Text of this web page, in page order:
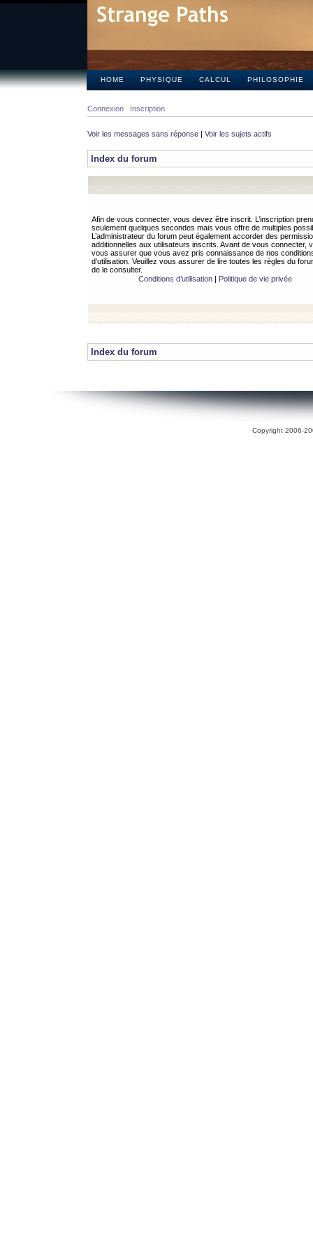
HOME PHYSIQUE CALCUL PHILOSOPHIE
Connexion Inscription
Voir les messages sans réponse | Voir les sujets actifs
Index du forum
Afin de vous connecter, vous devez être inscrit. L’inscription
seulement quelques secondes mais vous offre de multiples
L’administrateur du forum peut également accorder des
additionnelles aux utilisateurs inscrits. Avant de vous connecter,
vous assurer que vous avez pris connaissance de nos
d’utilisation. Veuillez vous assurer de lire toutes les règles du
de le consulter.
Conditions d’utilisation| Politique de vie privée
Index du forum
Copyright 2006-